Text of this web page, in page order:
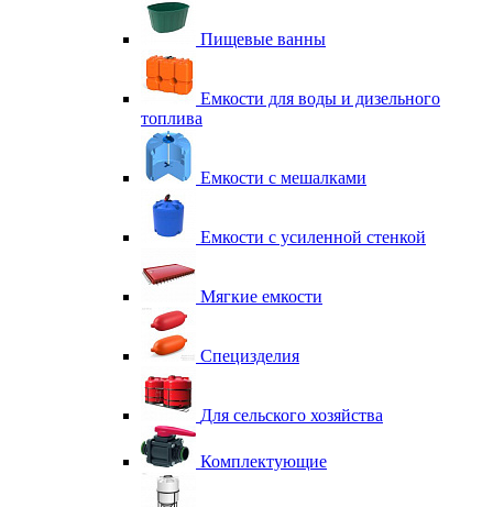
Пищевые ванны
Емкости для воды и дизельного
топлива
Емкости с мешалками
Емкости с усиленной стенкой
Мягкие емкости
Специзделия
Для сельского хозяйства
Комплектующие